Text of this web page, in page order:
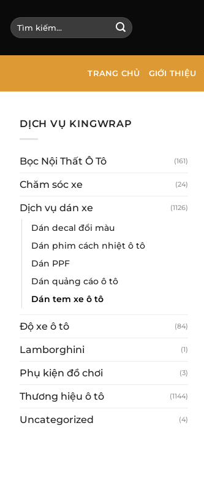
qua
nội
dung
Tìm
kiếm:
TRANG CHỦ GIỚI THIỆU
DỊCH VỤ KINGWRAP
Bọc Nội Thất Ô Tô (161)
Chăm sóc xe (24)
Dịch vụ dán xe (1126)
Dán decal đổi màu
Dán phim cách nhiệt ô tô
Dán PPF
Dán quảng cáo ô tô
Dán tem xe ô tô
Độ xe ô tô (84)
Lamborghini (1)
Phụ kiện đồ chơi (3)
Thương hiệu ô tô (1144)
Uncategorized (4)